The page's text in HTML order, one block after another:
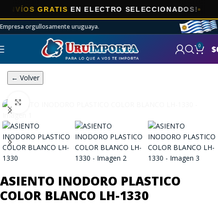
GRATISEN ELECTRO SELECCIONADOS!
Empresa orgullosamente uruguaya.
0 $
← Volver
ASIENTO INODORO PLASTICO
COLOR BLANCO LH-1330